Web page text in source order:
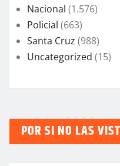
Nacional (1.576)
Policial (663)
Santa Cruz (988)
Uncategorized (15)
POR SI NO LAS